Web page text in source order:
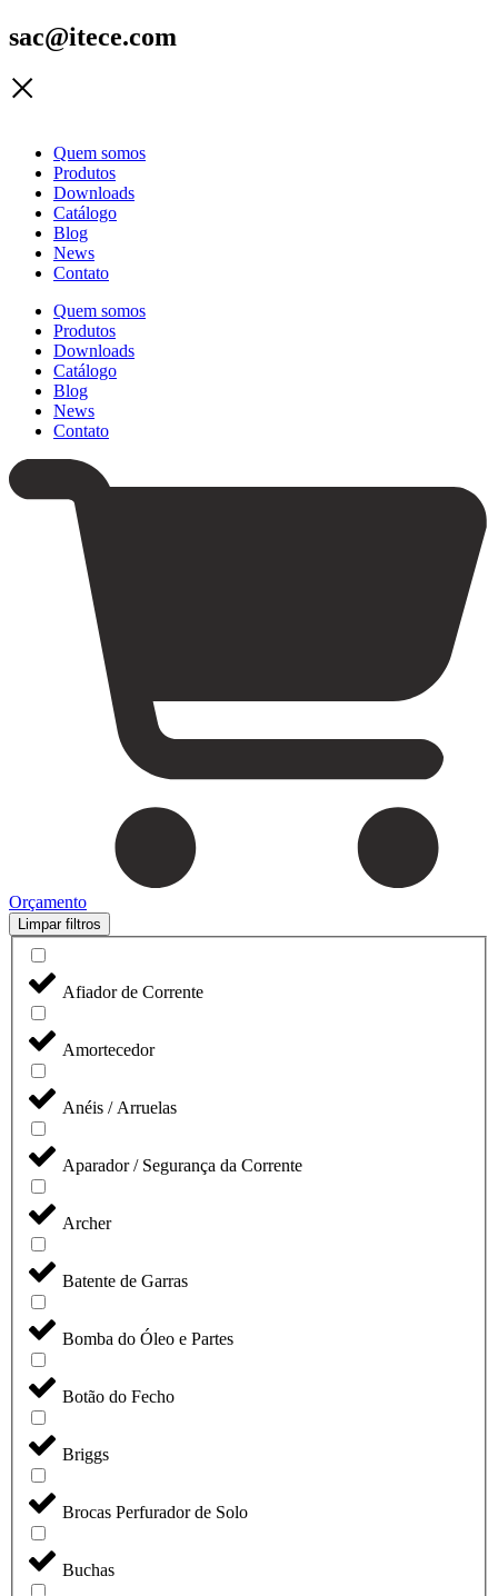
sac@itece.com
Quem somos
Produtos
Downloads
Catálogo
Blog
News
Contato
Quem somos
Produtos
Downloads
Catálogo
Blog
News
Contato
Orçamento
Limpar filtros
Afiador de Corrente
Amortecedor
Anéis / Arruelas
Aparador / Segurança da Corrente
Archer
Batente de Garras
Bomba do Óleo e Partes
Botão do Fecho
Briggs
Brocas Perfurador de Solo
Buchas